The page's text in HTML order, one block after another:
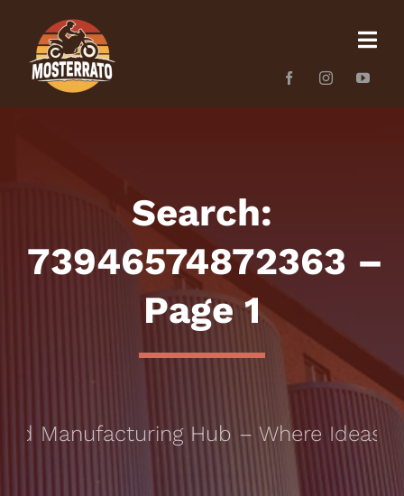
content
Search:
73946574872363 –
Page 1
Manufacturing Hub – Where Ideas